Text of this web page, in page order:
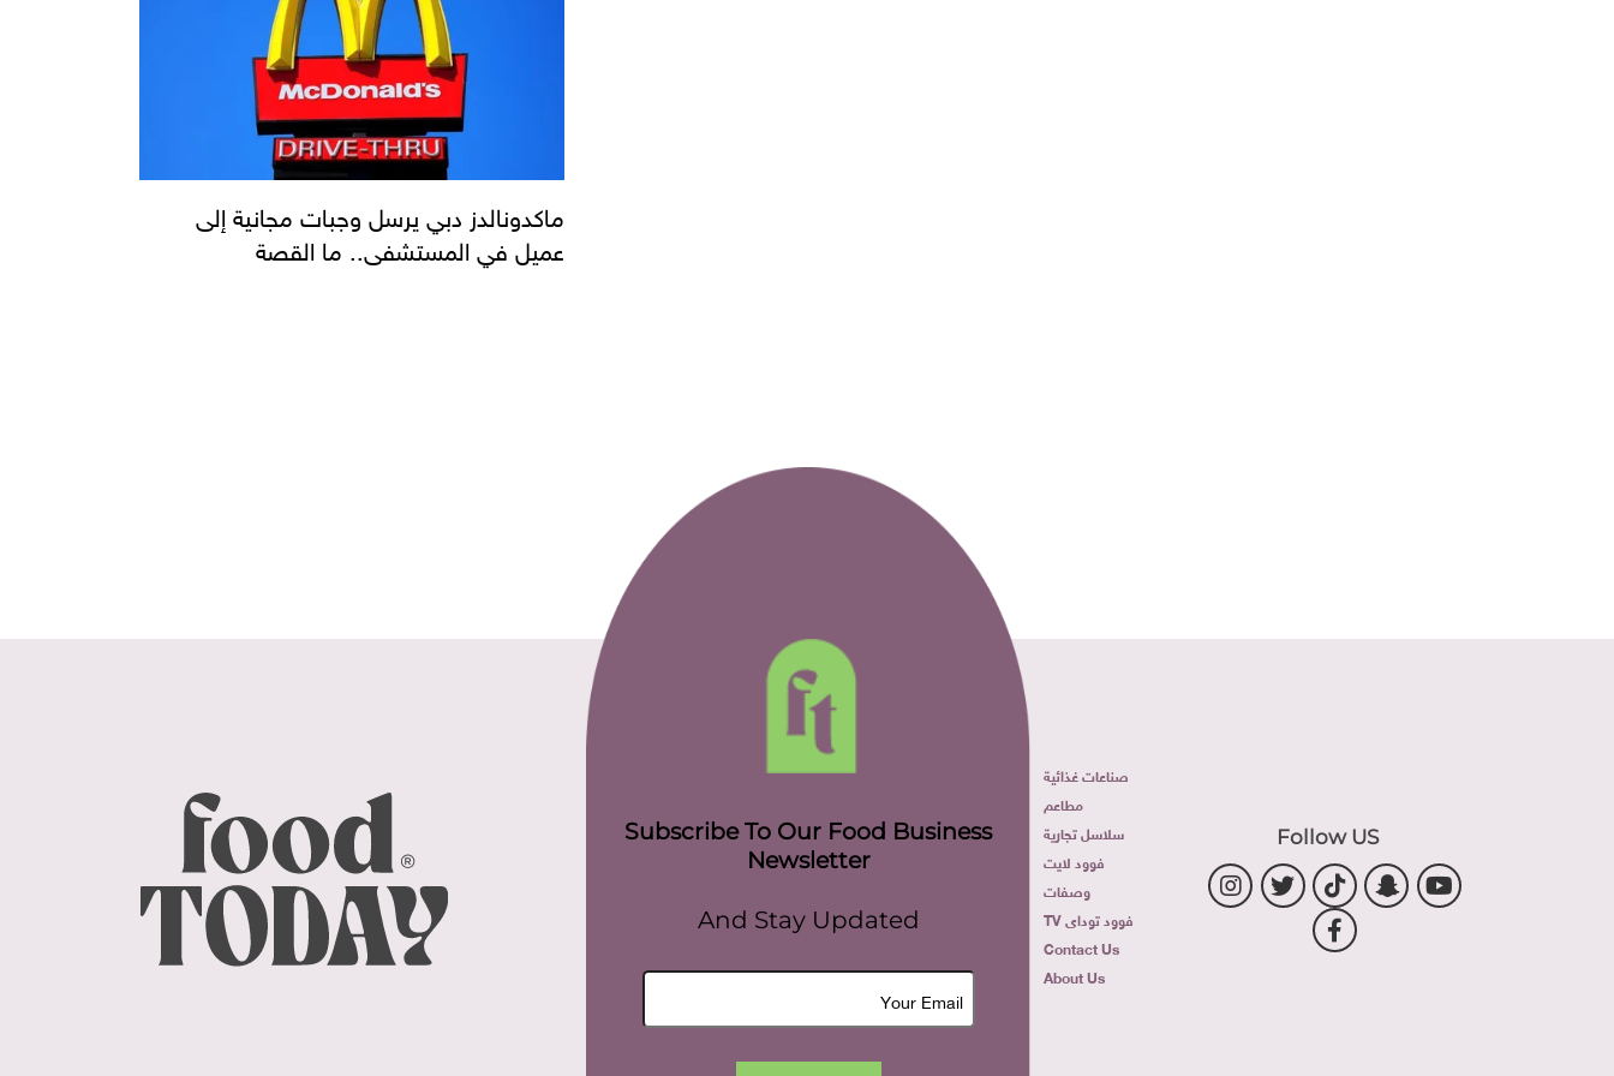
ماكدونالدز دبي يرسل وجبات مجانية إلى
عميل في المستشفى.. ما القصة
Follow US
صناعات غذائية
مطاعم
سلاسل تجارية
فوود لايت
وصفات
فوود توداى TV
Contact Us
About Us
Subscribe To Our Food Business
Newsletter
And Stay Updated